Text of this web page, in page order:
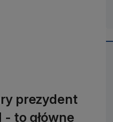
prezydent
- to główne